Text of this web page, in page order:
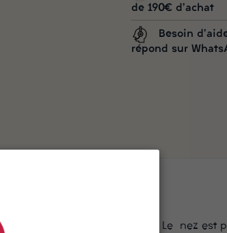
de 190€ d'achat
Besoin
répond sur
est exposé plein sud. Le nez est